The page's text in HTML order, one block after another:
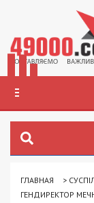
ГЛАВНАЯ >
ГЕНДИРЕКТОР